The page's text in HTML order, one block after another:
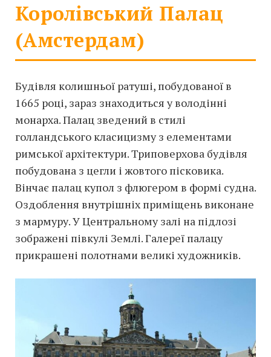
Королівський Палац
(Амстердам)
Будівля колишньої ратуші, побудованої в
1665 році, зараз знаходиться у володінні
монарха. Палац зведений в стилі
голландського класицизму з елементами
римської архітектури. Триповерхова будівля
побудована з цегли і жовтого пісковика.
Вінчає палац купол з флюгером в формі судна.
Оздоблення внутрішніх приміщень виконане
з мармуру. У Центральному залі на підлозі
зображені півкулі Землі. Галереї палацу
прикрашені полотнами великі художників.